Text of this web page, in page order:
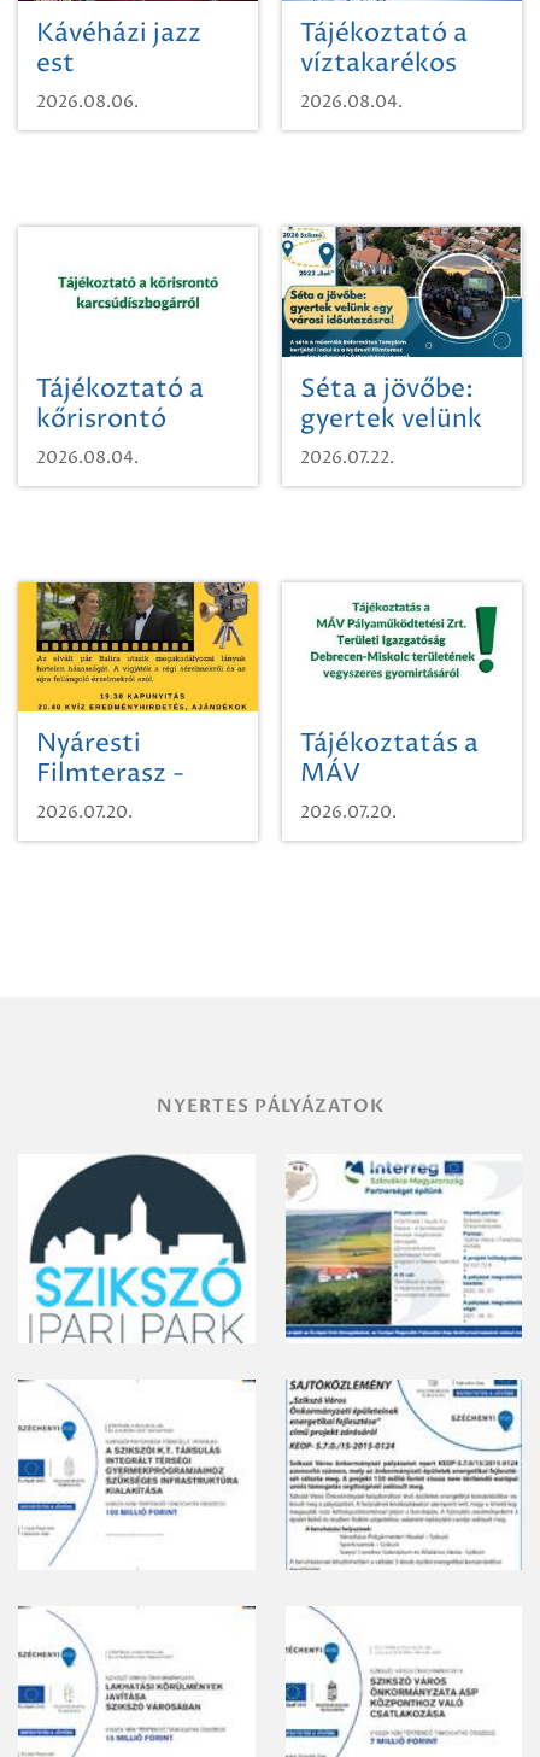
Kávéházi jazz
est
2026.08.06.
Tájékoztató a
víztakarékos
vízhasználatról
2026.08.04.
Tájékoztató a
kőrisrontó
karcsúdíszbogárról
2026.08.04.
Séta a jövőbe:
gyertek velünk
egy városi
időutazásra!
2026.07.22.
Nyáresti
Filmterasz -
Beugró a
Paradicsomba
2026.07.20.
Tájékoztatás a
MÁV
Pályaműködtetési
Zrt. Területi
2026.07.20.
NYERTES PÁLYÁZATOK